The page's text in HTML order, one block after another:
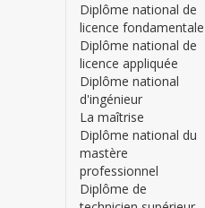
Diplôme national de
licence fondamentale
Diplôme national de
licence appliquée
Diplôme national
d'ingénieur
La maîtrise
Diplôme national du
mastère
professionnel
Diplôme de